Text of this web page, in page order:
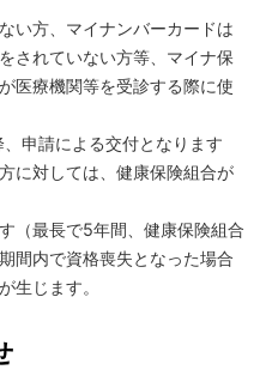
い方、マイナンバーカードは
されていない方等、マイナ保
医療機関等を受診する際に使
申請による交付となります
に対しては、健康保険組合が
（最長で5年間、健康保険組合
間内で資格喪失となった場合
生じます。